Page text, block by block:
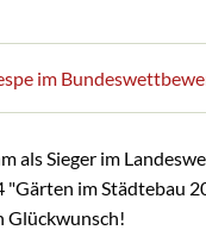
im
als Sieger im
im Städtebau
Glückwunsch!